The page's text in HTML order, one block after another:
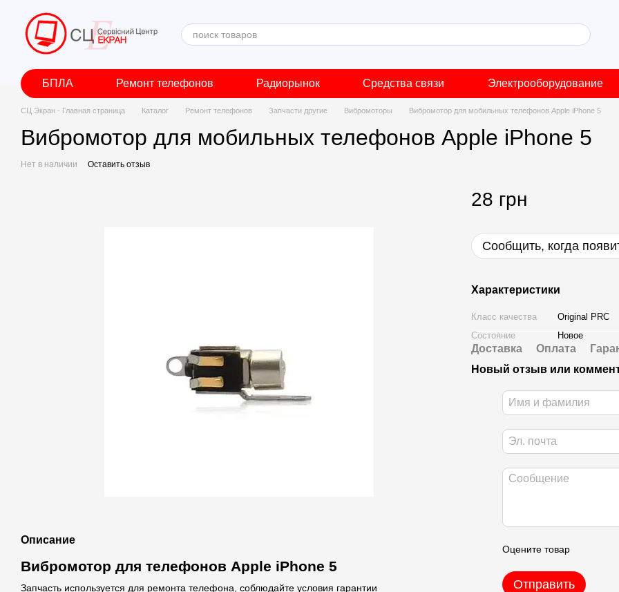
Перейти к основному контенту
БПЛА Ремонт телефонов Радиорынок Средства связи Электрооборудование
СЦ Экран - Главная страница Каталог Ремонт телефонов Запчасти другие Вибромоторы Вибромотор для мобильных телефонов Apple iPhone 5
Вибромотор для мобильных телефонов Apple iPhone 5
Нет в наличии Оставить отзыв
Описание
Вибромотор для телефонов Apple iPhone 5
Запчасть используется для ремонта телефона, соблюдайте условия гарантии
28 грн
Сообщить, когда
Характеристики
Класс качества
Original PRC
Состояние
Новое
Доставка Оплата
Новый отзыв или
Оцените товар
Отправить